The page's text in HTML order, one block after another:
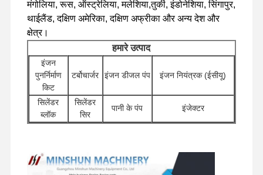
फ़ैक्टरी टूर
मामले
यानमार इंजन
मंगोलिया, रूस, ऑस्ट्रेलिया, मलेशिया,तुर्की, इंडोनेशिया, सिंगापुर,
थाईलैंड, दक्षिण अमेरिका, दक्षिण अफ्रीका और अन्य देश और
क्षेत्र।
हमारे उत्पाद
इंजन
पुनर्निर्माण
किट
टर्बोचार्जर इंजन डीजल पंप इंजन नियंत्रक (ईसीयू)
सिलेंडर
ब्लॉक
सिलेंडर
सिर
पानी के पंप इंजेक्टर
घुमावदार
वितरण
ट्रैवल मोटर
चेसिस के घटक और अन्य